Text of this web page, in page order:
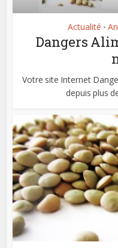
Actualité •
Dangers
Votre site Internet
depuis plus